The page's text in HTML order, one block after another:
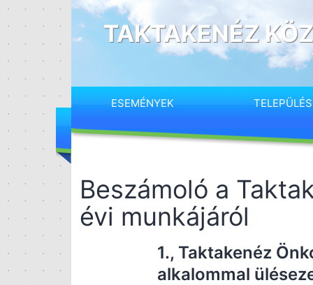
Ugrás
TAKTAKENÉZ
ESEMÉNYEK
Beszámoló a
évi munkájáról
1., Taktakenéz
alkalommal